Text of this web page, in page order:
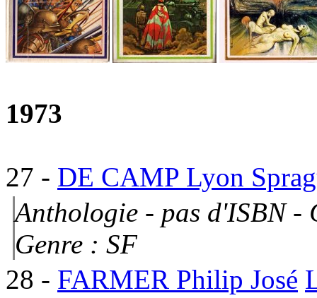
1973
27 - DE CAMP Lyon
Anthologie - pas d'ISBN -
Genre : SF
28 - FARMER Philip José